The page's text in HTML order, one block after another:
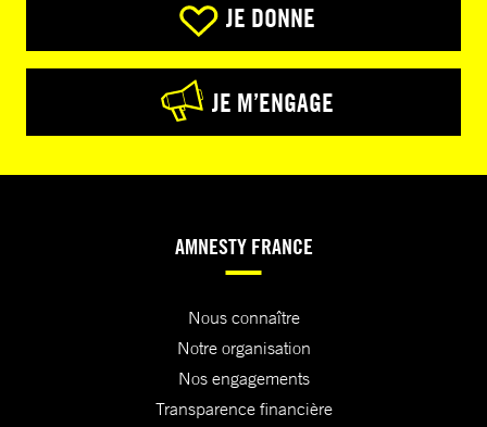
JE DONNE
JE M’ENGAGE
AMNESTY FRANCE
Nous connaître
Notre organisation
Nos engagements
Transparence financière